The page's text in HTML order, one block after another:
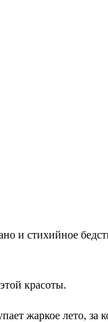
и стихийное
красоты.
жаркое лето, за